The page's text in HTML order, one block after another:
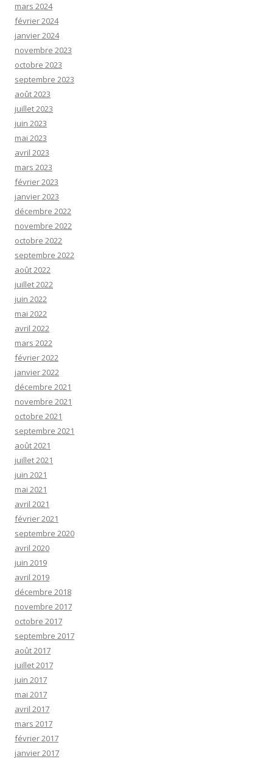
mars 2024
février 2024
janvier 2024
novembre 2023
octobre 2023
septembre 2023
août 2023
juillet 2023
juin 2023
mai 2023
avril 2023
mars 2023
février 2023
janvier 2023
décembre 2022
novembre 2022
octobre 2022
septembre 2022
août 2022
juillet 2022
juin 2022
mai 2022
avril 2022
mars 2022
février 2022
janvier 2022
décembre 2021
novembre 2021
octobre 2021
septembre 2021
août 2021
juillet 2021
juin 2021
mai 2021
avril 2021
février 2021
septembre 2020
avril 2020
juin 2019
avril 2019
décembre 2018
novembre 2017
octobre 2017
septembre 2017
août 2017
juillet 2017
juin 2017
mai 2017
avril 2017
mars 2017
février 2017
janvier 2017